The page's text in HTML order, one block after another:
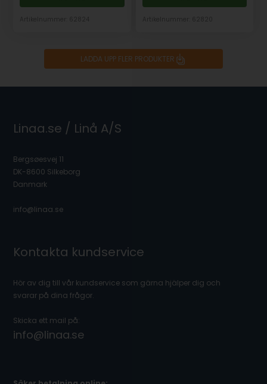
LADDA UPP FLER PRODUKTER
Linaa.se / Linå A/S
Bergsøesvej 11
DK-8600 Silkeborg
Danmark
info@linaa.se
Kontakta kundservice
Hör av dig till vår kundservice som gärna hjälper dig och
svarar på dina frågor.
Skicka ett mail på:
info@linaa.se